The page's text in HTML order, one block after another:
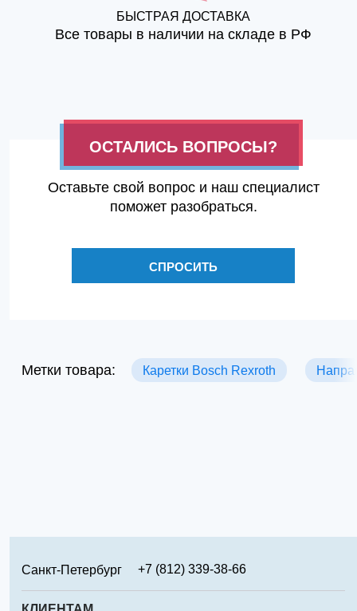
БЫСТРАЯ ДОСТАВКА
Все товары в наличии на складе в РФ
ОСТАЛИСЬ ВОПРОСЫ?
Оставьте свой вопрос и наш специалист
поможет разобраться.
СПРОСИТЬ
Метки товара: Каретки Bosch Rexroth
Санкт-Петербург
+7 (812) 339-38-66
Москва
+7 (499) 346-65-02